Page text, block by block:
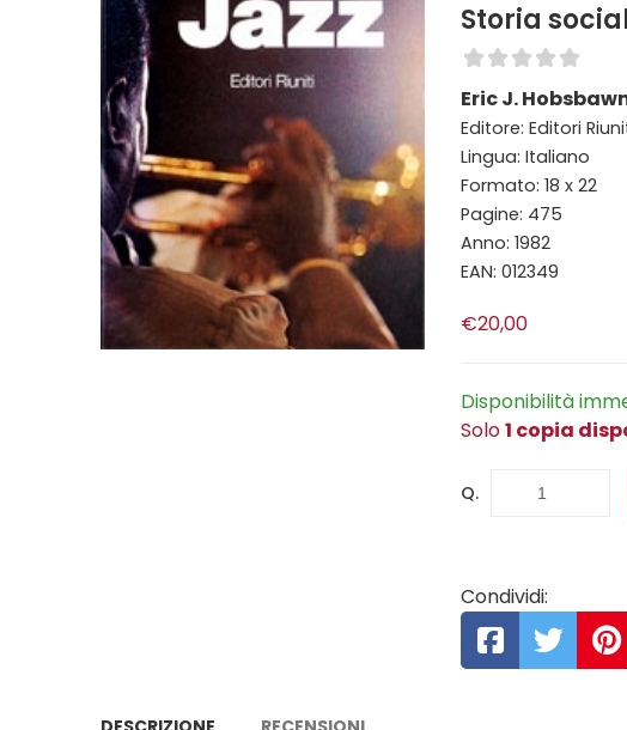
Storia
Eric J.
Editore: Editori
Lingua: Italiano
Formato: 18 x 22
Pagine: 475
Anno: 1982
EAN: 012349
€20,00
Disponibilità
Solo1 copia
Q.
Condividi: